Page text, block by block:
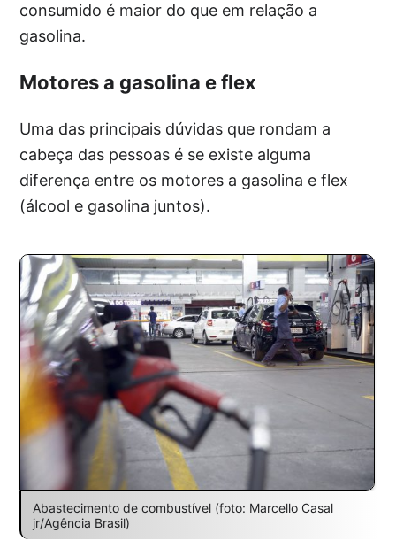
consumido é maior do que em relação a
gasolina.
Motores a gasolina e flex
Uma das principais dúvidas que rondam a
cabeça das pessoas é se existe alguma
diferença entre os motores a gasolina e flex
(álcool e gasolina juntos).
Abastecimento de combustível (foto: Marcello Casal
jr/Agência Brasil)